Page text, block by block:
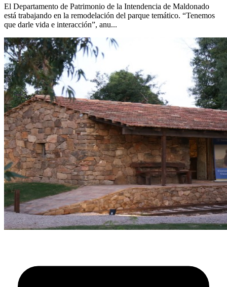
El Departamento de Patrimonio de la Intendencia de Maldonado
está trabajando en la remodelación del parque temático. “Tenemos
que darle vida e interacción”, anu...